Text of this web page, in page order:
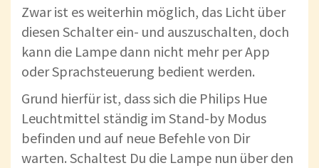
Zwar ist es weiterhin möglich, das Licht über
diesen Schalter ein- und auszuschalten, doch
kann die Lampe dann nicht mehr per App
oder Sprachsteuerung bedient werden.
Grund hierfür ist, dass sich die Philips Hue
Leuchtmittel ständig im Stand-by Modus
befinden und auf neue Befehle von Dir
warten. Schaltest Du die Lampe nun über den